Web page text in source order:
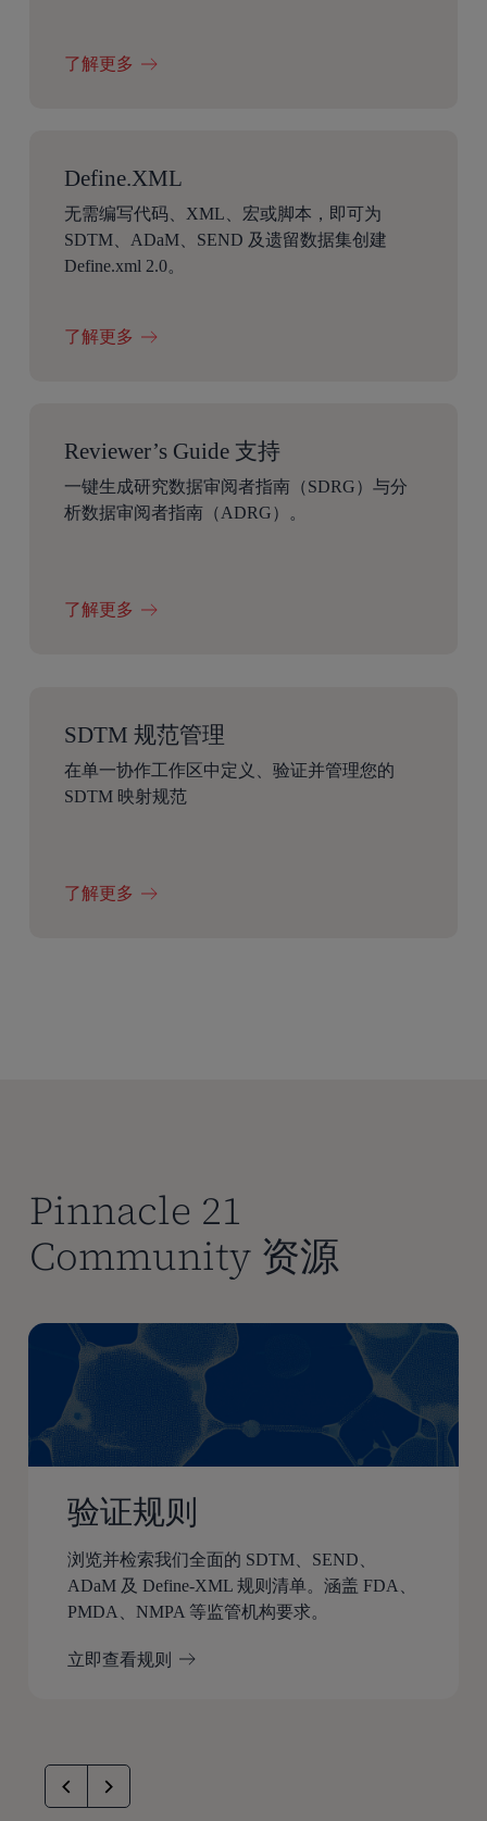
了解更多
Define.XML
无需编写代码、XML、宏或脚本，即可为
SDTM、ADaM、SEND 及遗留数据集创建
Define.xml 2.0。
了解更多
Reviewer’s Guide 支持
一键生成研究数据审阅者指南（SDRG）与分
析数据审阅者指南（ADRG）。
了解更多
SDTM 规范管理
在单一协作工作区中定义、验证并管理您的
SDTM 映射规范
了解更多
Pinnacle 21
Community 资源
验证规则
浏览并检索我们全面的 SDTM、SEND、
ADaM 及 Define-XML 规则清单。涵盖 FDA、
PMDA、NMPA 等监管机构要求。
立即查看规则